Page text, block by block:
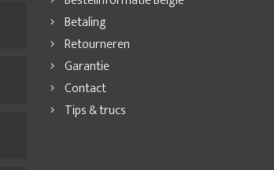
Betaling
Retourneren
Garantie
Contact
Tips & trucs